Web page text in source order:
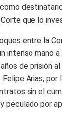
Corte que lo
entre la
intenso mano
de prisión
Felipe Arias, por
sin el
peculado por